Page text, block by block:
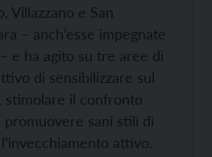
Villazzano e San
– anch’esse impegnate
e ha agito su tre aree di
di sensibilizzare sul
stimolare il confronto
promuovere sani stili di
attivo.